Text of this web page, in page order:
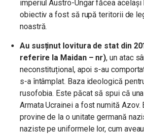
imperiul Austro-Ungar făcea același
obiectiv a fost să rupă teritorii de
noastră.
Au susținut lovitura de stat din
referire la Maidan – nr), un atac
neconstituțional, apoi s-au
s-a întâmplat. Baza ideologică
rusofobia. Este păcat să spui că
Armata Ucrainei a fost numită Azov.
provine de la o unitate germană
naziste pe uniformele lor, cum